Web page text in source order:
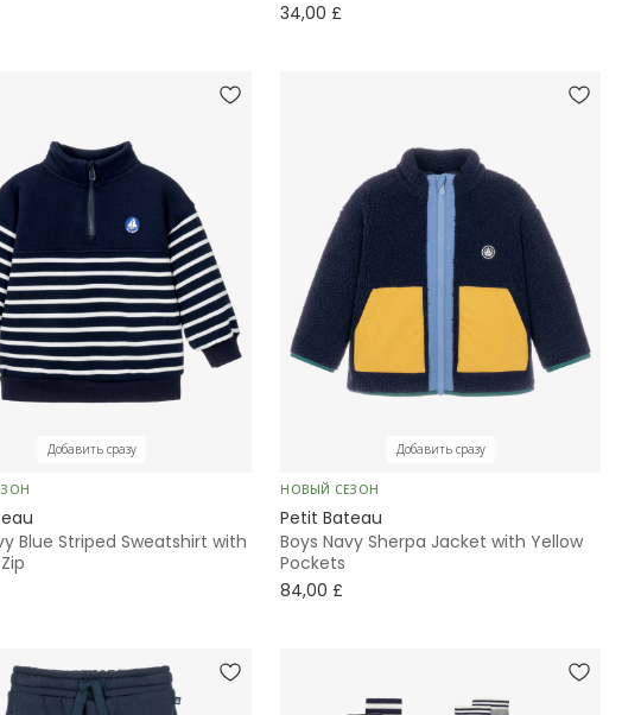
34,00 £
Добавить сразу
Blue Striped Sweatshirt with
Добавить сразу
НОВЫЙ СЕЗОН
Petit Bateau
Boys Navy Sherpa Jacket with Yellow
Pockets
84,00 £